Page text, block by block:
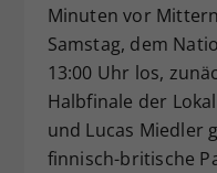
Minuten vor
Samstag, dem
13:00 Uhr los,
Halbfinale der
und Lucas Miedler
finnisch-britische